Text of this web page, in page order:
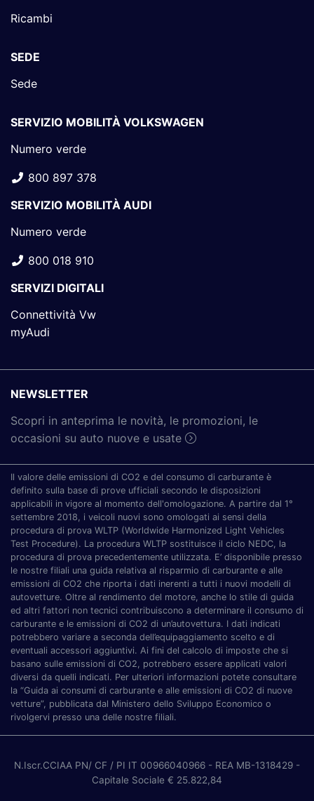
Ricambi
SEDE
Sede
SERVIZIO MOBILITÀ VOLKSWAGEN
Numero verde
800 897 378
SERVIZIO MOBILITÀ AUDI
Numero verde
800 018 910
SERVIZI DIGITALI
Connettività Vw
myAudi
NEWSLETTER
Scopri in anteprima le novità, le promozioni, le
occasioni su auto nuove e usate
Il valore delle emissioni di CO2 e del consumo di carburante è
definito sulla base di prove ufficiali secondo le disposizioni
applicabili in vigore al momento dell'omologazione. A partire dal 1°
settembre 2018, i veicoli nuovi sono omologati ai sensi della
procedura di prova WLTP (Worldwide Harmonized Light Vehicles
Test Procedure). La procedura WLTP sostituisce il ciclo NEDC, la
procedura di prova precedentemente utilizzata. E’ disponibile presso
le nostre filiali una guida relativa al risparmio di carburante e alle
emissioni di CO2 che riporta i dati inerenti a tutti i nuovi modelli di
autovetture. Oltre al rendimento del motore, anche lo stile di guida
ed altri fattori non tecnici contribuiscono a determinare il consumo di
carburante e le emissioni di CO2 di un’autovettura. I dati indicati
potrebbero variare a seconda dell’equipaggiamento scelto e di
eventuali accessori aggiuntivi. Ai fini del calcolo di imposte che si
basano sulle emissioni di CO2, potrebbero essere applicati valori
diversi da quelli indicati. Per ulteriori informazioni potete consultare
la “Guida ai consumi di carburante e alle emissioni di CO2 di nuove
vetture”, pubblicata dal Ministero dello Sviluppo Economico o
rivolgervi presso una delle nostre filiali.
N.Iscr.CCIAA PN/ CF / PI IT 00966040966 - REA MB-1318429 -
Capitale Sociale € 25.822,84